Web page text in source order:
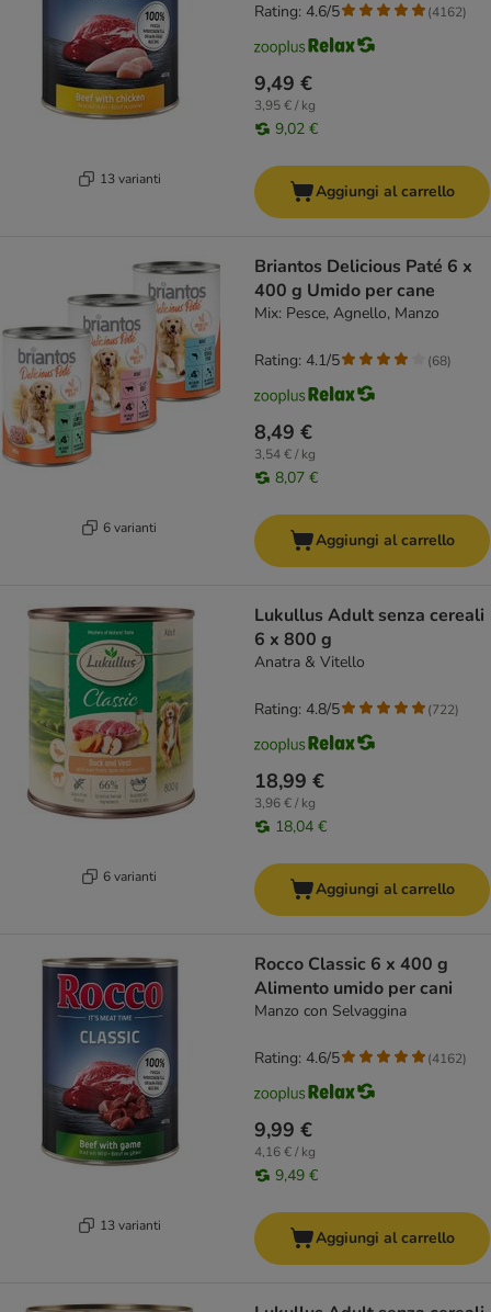
13 varianti
9,49 €
3,95 € / kg
9,02 €
Rating: 4.6/5 (4162)
Aggiungi al carrello
6 varianti
Briantos Delicious Paté 6 x
400 g Umido per cane
Mix: Pesce, Agnello, Manzo
8,49 €
3,54 € / kg
8,07 €
Rating: 4.1/5 (68)
Aggiungi al carrello
6 varianti
Lukullus Adult senza cereali
6 x 800 g
Anatra & Vitello
18,99 €
3,96 € / kg
18,04 €
Rating: 4.8/5 (722)
Aggiungi al carrello
13 varianti
Rocco Classic 6 x 400 g
Alimento umido per cani
Manzo con Selvaggina
9,99 €
4,16 € / kg
9,49 €
Rating: 4.6/5 (4162)
Aggiungi al carrello